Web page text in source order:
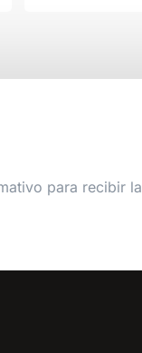
para recibir